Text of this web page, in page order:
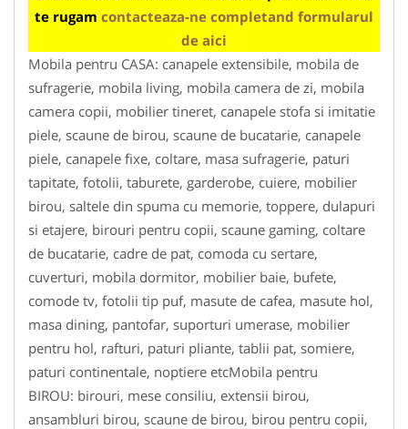
te rugam contacteaza-ne completand formularul
de aici
Mobila pentru CASA: canapele extensibile, mobila de
sufragerie, mobila living, mobila camera de zi, mobila
camera copii, mobilier tineret, canapele stofa si imitatie
piele, scaune de birou, scaune de bucatarie, canapele
piele, canapele fixe, coltare, masa sufragerie, paturi
tapitate, fotolii, taburete, garderobe, cuiere, mobilier
birou, saltele din spuma cu memorie, toppere, dulapuri
si etajere, birouri pentru copii, scaune gaming, coltare
de bucatarie, cadre de pat, comoda cu sertare,
cuverturi, mobila dormitor, mobilier baie, bufete,
comode tv, fotolii tip puf, masute de cafea, masute hol,
masa dining, pantofar, suporturi umerase, mobilier
pentru hol, rafturi, paturi pliante, tablii pat, somiere,
paturi continentale, noptiere etcMobila pentru
BIROU: birouri, mese consiliu, extensii birou,
ansambluri birou, scaune de birou, birou pentru copii,